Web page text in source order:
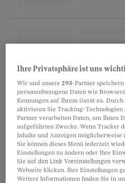
Die Explosion setzte so
die Staubmischung zu
Staubpartikel ballten
formten immer grössere
anfing, sich unter ihrer
zusammenzuziehen.
Ihre Privatsphäre ist uns
Wir und unsere293-Partner
personenbezogene Daten wie
Kennungen auf Ihrem Gerät zu.
aktivieren Sie Tracking-
Partner verarbeiten Daten, um Ihnen
aufgeführten Zwecke. Wenn Tracker
Inhalte und Anzeigen möglicherweise
Sie können dieses Menü jederzeit
Einstellungen zu ändern oder Ihre
Sie auf den Link Voreinstellungen
Webseite klicken. Ihre Einstellungen
Weitere Informationen finden Sie in